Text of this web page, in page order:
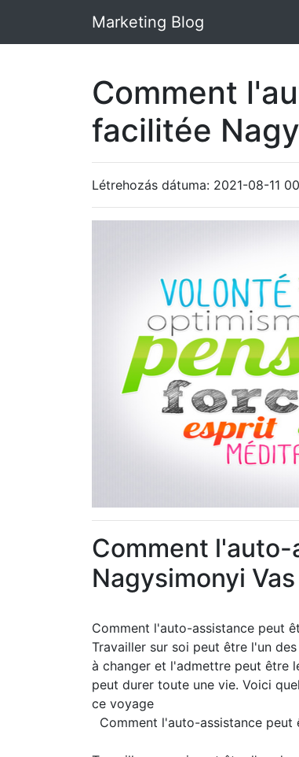
Marketing Blog
Comment
facilitée
Létrehozás dátuma: 2021-08-11
Comment
Nagysimonyi
Comment l'auto-assistance peut
Travailler sur soi peut être l'un
à changer et l'admettre peut être
peut durer toute une vie. Voici
ce voyage
Comment l'auto-assistance peut